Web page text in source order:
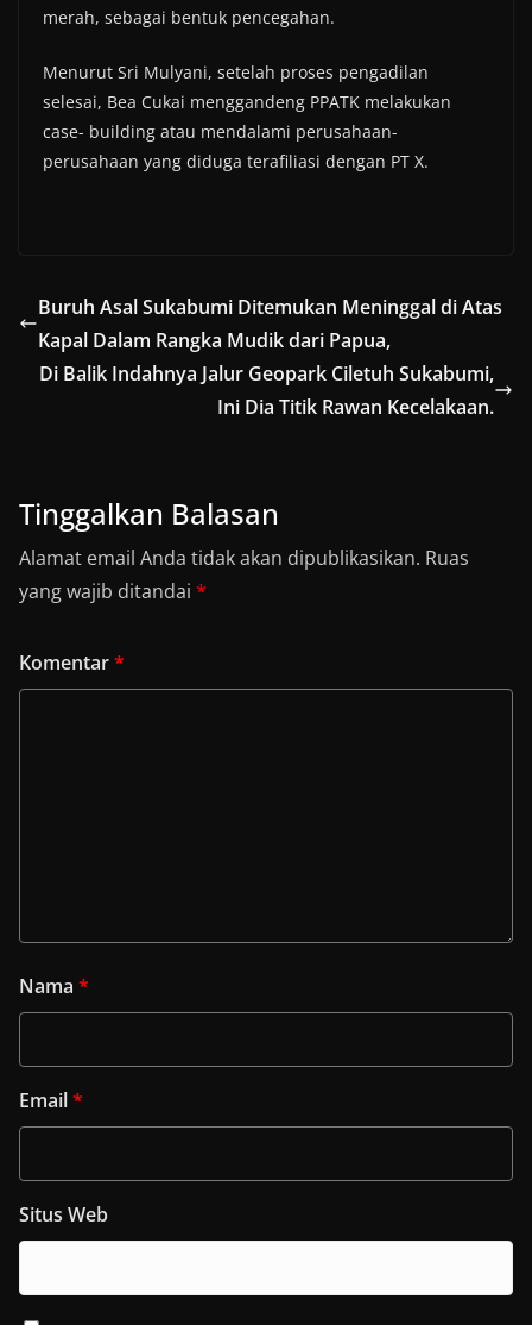
merah, sebagai bentuk pencegahan.
Menurut Sri Mulyani, setelah proses pengadilan
selesai, Bea Cukai menggandeng PPATK melakukan
case- building atau mendalami perusahaan-
perusahaan yang diduga terafiliasi dengan PT X.
Buruh Asal Sukabumi Ditemukan Meninggal di Atas
Kapal Dalam Rangka Mudik dari Papua,
Di Balik Indahnya Jalur Geopark Ciletuh Sukabumi,
Ini Dia Titik Rawan Kecelakaan.
Tinggalkan Balasan
Alamat email Anda tidak akan dipublikasikan. Ruas
yang wajib ditandai *
Komentar*
Nama *
Email*
Situs Web